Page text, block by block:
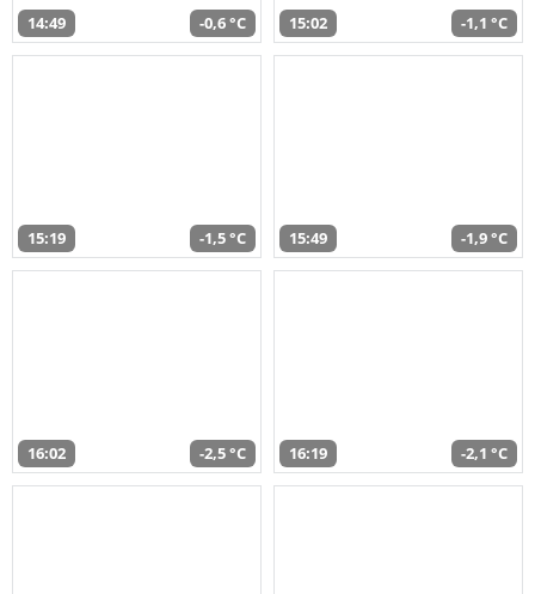
14:49 -0,6 °C 15:02 -1,1 °C
15:19 -1,5 °C 15:49 -1,9 °C
16:02 -2,5 °C 16:19 -2,1 °C